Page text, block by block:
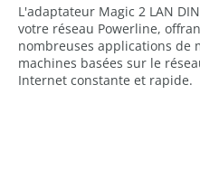
L'adaptateur Magic 2 LAN
votre réseau Powerline,
nombreuses applications de
machines basées sur le
Internet constante et rapide.